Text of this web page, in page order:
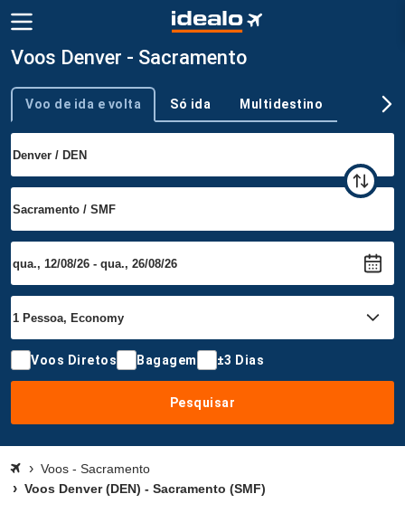
Voos Denver - Sacramento
Tipo de viagem
Voo de ida e volta Só ida Multidestino
Voos Diretos Bagagem ±3 Dias
Pesquisar
Voos - Sacramento
Voos Denver (DEN) - Sacramento (SMF)